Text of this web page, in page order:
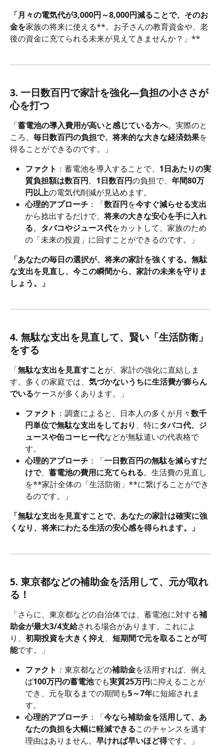
「月々の電気代が3,000円～8,000円減ることで、そのお
金を家族の将来に使える**。お子さんの教育資金や、老
後の資金に充てられる未来が見えてきませんか？」**
3. 一日数百円で家計を強化―負担の小ささが
心を打つ
「蓄電池の導入費用が高いと感じている方へ。実際のと
ころ、 毎日数百円の負担で、将来的な大きな経済効果を
得ることができるのです。」
ファクト ：蓄電池を導入することで、 1日あたりの実
質負担額は数百円。 1日数百円の負担で、 年間80万
円以上の電気代削減が見込めます。
心理的アプローチ ：「数百円を今すぐ減らせる支出
から捻出するだけで、将来の大きな安心を手に入れ
る。 タバコやジュース代をカットして、家族のため
の「未来の投資」に回すことができるのです。」
「あなたの毎日の選択が、将来の家計を強くする。無駄
な支出を見直し、今この瞬間から、家計の未来を守りま
しょう。」
4. 無駄な支出を見直して、賢い「生活防衛」
をする
「無駄な支出を見直すことが、家計の強化に直結しま
す。多くの家庭では、 気づかないうちに生活費が膨らん
でいるケースが多くあります。」
ファクト ：調査によると、日本人の多くが月々数千
円単位で無駄な支出をしており 、特にタバコ代、ジ
ュースや缶コーヒー代などが無駄遣いの代表格で
す。
心理的アプローチ ：「一日数百円の無駄を減らすだ
けで、 蓄電池の費用に充てられる。生活費の見直し
を**家計全体の「生活防衛」**に繋げることができ
るのです。」
「無駄な支出を見直すことで、あなたの家計は確実に強
くなり、将来にわたる生活の安心感を得られます。」
5. 東京都などの補助金を活用して、元が取れ
る！
「さらに、東京都などの自治体では、蓄電池に対する補
助金が最大3/4支給される場合があります。これによ
り、 初期投資を大きく抑え、 短期間で元を取ることが可
能です。」
ファクト ：東京都などの補助金を活用すれば、例え
ば100万円の蓄電池でも実質25万円に抑えることが
でき、元を取るまでの期間も5～7年に短縮されま
す。
心理的アプローチ ：「今なら補助金を活用して、あ
なたの負担を大幅に軽減できるこのチャンスを逃す
理由はありません。 早ければ早いほど得です。」